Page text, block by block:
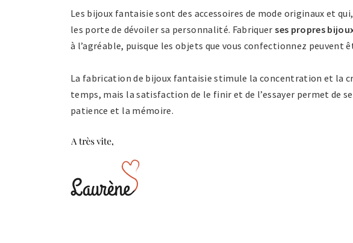
Les bijoux fantaisie sont des accessoires de mode originaux et
les porte de dévoiler sa personnalité. Fabriquer ses propres
à l’agréable, puisque les objets que vous confectionnez peuvent
La fabrication de bijoux fantaisie stimule la concentration et la
temps, mais la satisfaction de le finir et de l’essayer permet de
patience et la mémoire.